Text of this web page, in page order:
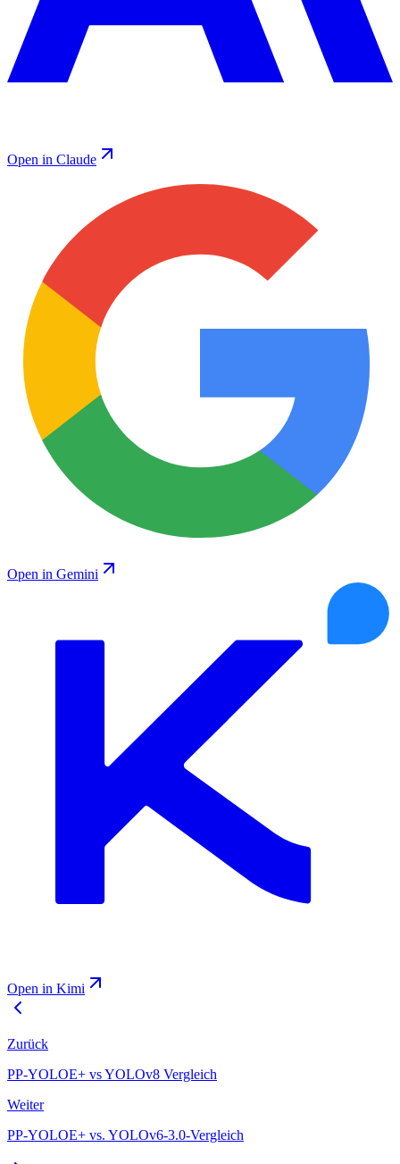
Open in Claude
Open in Gemini
Open in Kimi
Zurück
PP-YOLOE+ vs YOLOv8 Vergleich
Weiter
PP-YOLOE+ vs. YOLOv6-3.0-Vergleich